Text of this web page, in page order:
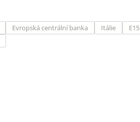
Evropská centrální banka Itálie
E15